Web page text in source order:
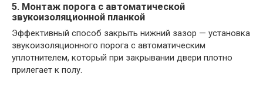
5. Монтаж порога с автоматической
звукоизоляционной планкой
Эффективный способ закрыть нижний зазор — установка
звукоизоляционного порога с автоматическим
уплотнителем, который при закрывании двери плотно
прилегает к полу.